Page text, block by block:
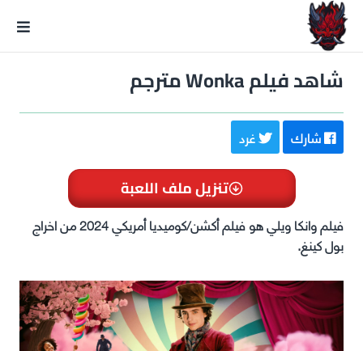
شاهد فيلم Wonka مترجم
شارك غرد
تنزيل ملف اللعبة
فيلم وانكا ويلي هو فيلم أكشن/كوميديا أمريكي 2024 من اخراج
بول كينغ.